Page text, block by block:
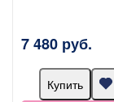
7 480 руб.
Купить